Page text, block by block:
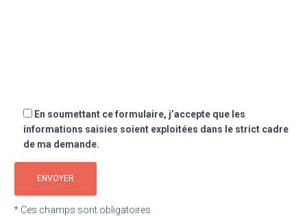
En soumettant ce formulaire, j’accepte que les
informations saisies soient exploitées dans le strict cadre
de ma demande.
* Ces champs sont obligatoires